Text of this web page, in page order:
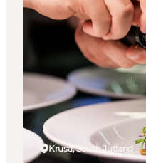
Ispirazioni
Dove andare
Cosa fare
Dove dormire
Pianifica il
Kruså, South Jutland